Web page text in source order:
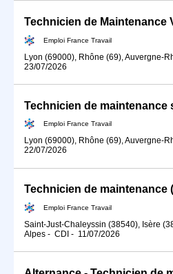
Emploi France Travail
Lyon (69000), Rhône (69), Auvergne-
23/07/2026
Emploi France Travail
Lyon (69000), Rhône (69), Auvergne-
22/07/2026
Technicien de maintenance
Emploi France Travail
Saint-Just-Chaleyssin (38540), Isère
Alpes - CDI - 11/07/2026